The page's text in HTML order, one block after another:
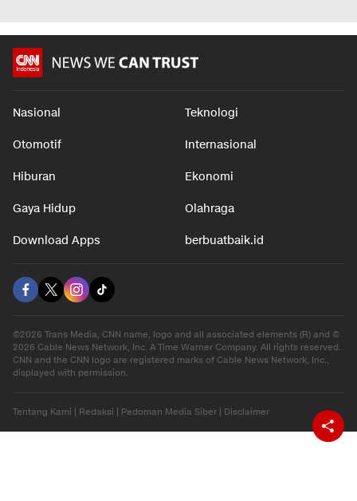
Nasional Teknologi
Otomotif Internasional
Hiburan Ekonomi
Gaya Hidup Olahraga
Download Apps berbuatbaik.id
©2026 Trans Media, CNN name, logo and all associated elements (R) and ©
2026 Cable News Network, Inc. A Time Warner Company. All rights reserved.
CNN and the CNN logo are registered marks of Cable News Network, Inc.,
displayed with permission.
Tentang Kami | Redaksi | Pedoman Media Siber | Disclaimer